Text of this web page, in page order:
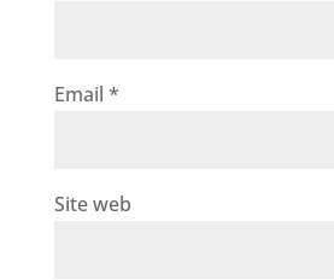
Email *
Site web